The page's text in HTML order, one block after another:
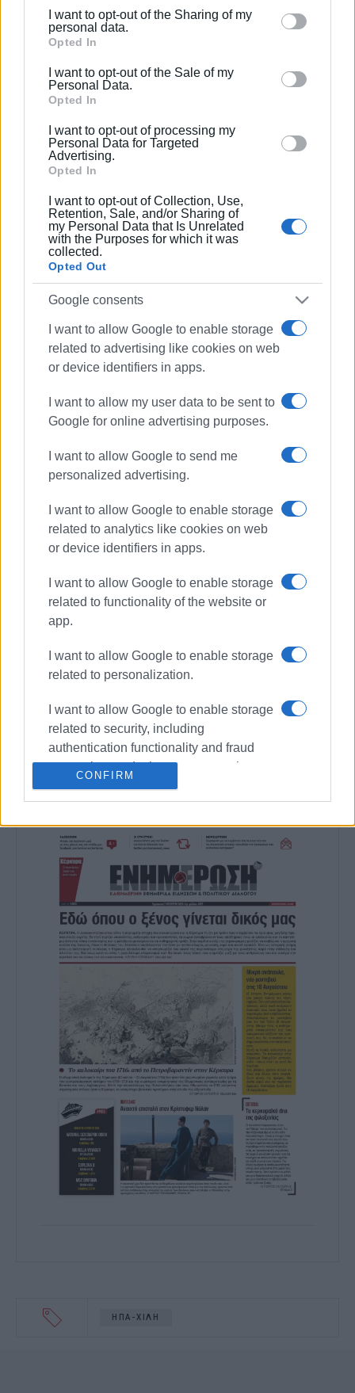
Please note that this website/app uses one or more
Google services and may gather and store information
behaviour. You may click to grant or deny consent to
Google and its third-party tags to use your data for
section.
I want to opt-out of the Sharing of my
personal data.
Opted In
I want to opt-out of the Sale of my
Personal Data.
Opted In
I want to opt-out of processing my
Personal Data for Targeted
Advertising.
Opted In
I want to opt-out of Collection, Use,
Retention, Sale, and/or Sharing of
my Personal Data that Is Unrelated
with the Purposes for which it was
collected.
Opted Out
Google consents
I want to allow Google to enable storage
related to advertising like cookies on web
or device identifiers in apps.
I want to allow my user data to be sent to
Google for online advertising purposes.
I want to allow Google to send me
personalized advertising.
I want to allow Google to enable storage
related to analytics like cookies on web
or device identifiers in apps.
I want to allow Google to enable storage
related to functionality of the website or
app.
I want to allow Google to enable storage
related to personalization.
I want to allow Google to enable storage
related to security, including
authentication functionality and fraud
prevention, and other user protection.
CONFIRM
περιορισμού της επιρροής ανταγωνιστικών
δυνάμεων στις κρίσιμες υποδομές.
την πρόσφατη προσχώρηση της Χιλής στη Διακήρυξη
Pax Silica, μια πρωτοβουλία που αποσκοπεί στην
ενίσχυση της ασφάλειας των αλυσίδων εφοδιασμού
της τεχνητής νοημοσύνης. Οι δύο υπουργοί
συμφώνησαν να εμβαθύνουν τη συνεργασία τους στο
πλαίσιο της συγκεκριμένης πρωτοβουλίας,
αναγνωρίζοντας τηστρατηγική σημασία της
ασφαλούς ανάπτυξης των τεχνολογιών AI.
Εμφανίσεις: 1537
ΓΙΩΡΓΟΣ ΚΑΤΣΑΪΤΗΣ
Είναι ο εκδότης - διευθυντής της Ενημέρωσης.
Έχει σπουδάσει και εργαστεί ως μηχανικός και
ηλεκτρονικός. Δημοσιογραφεί από τις αρχές της
δεκαετίας του 1980. Έχει συνεργαστεί με σχεδόν
όλες τις αθηναϊκές εφημερίδες. Διετέλεσε
πρόεδρος του Συνδέσμου Ημερησίων
υπηρέτησε και από τη θέση του γενικού
γραμματέα στο δ.σ. επί οκτώ χρόνια. Πιστεύει
πως η ισχυρότερη ιδιότητα του δημοσιογράφου
κοινά και στην επικοινωνία η έντιμη και
ανιδιοτελής διαμεσολάβηση.
Ακολουθήστε το enimerosi στο Facebook
Συνδρομητές στο e-paper
ΗΠΑ-ΧΙΛΗ